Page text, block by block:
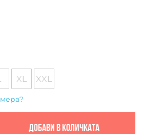
XL XXL
Добави в количката